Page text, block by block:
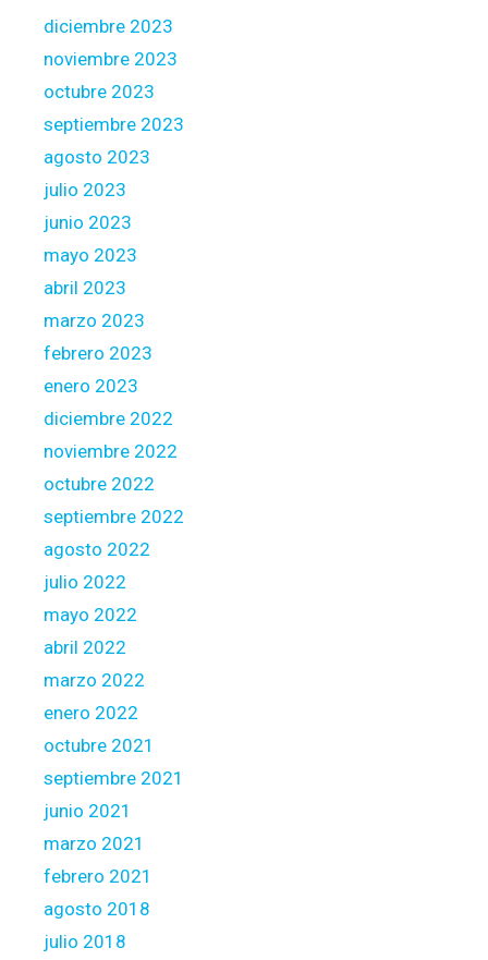
diciembre 2023
noviembre 2023
octubre 2023
septiembre 2023
agosto 2023
julio 2023
junio 2023
mayo 2023
abril 2023
marzo 2023
febrero 2023
enero 2023
diciembre 2022
noviembre 2022
octubre 2022
septiembre 2022
agosto 2022
julio 2022
mayo 2022
abril 2022
marzo 2022
enero 2022
octubre 2021
septiembre 2021
junio 2021
marzo 2021
febrero 2021
agosto 2018
julio 2018